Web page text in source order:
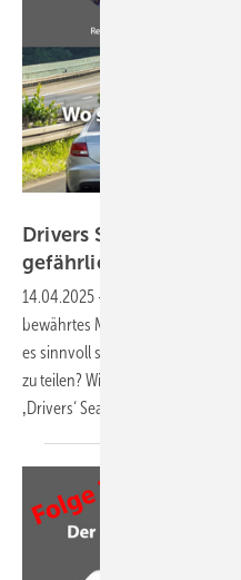
Drivers Seat 29:
gefährlich?
14.04.2025 -
bewährtes Modell. Aber was ist
es sinnvoll sein, auch
zu teilen? Wir geben Antworten in
‚Drivers‘Seat‘!